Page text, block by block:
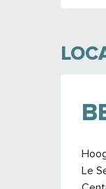
Le